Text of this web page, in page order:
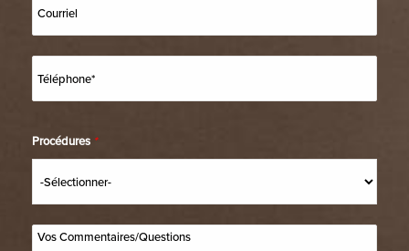
Procédures *